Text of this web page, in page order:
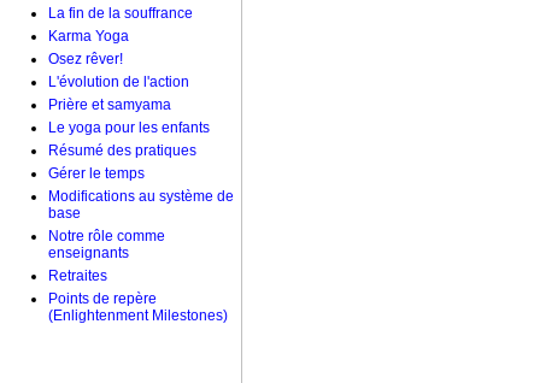
La fin de la souffrance
Karma Yoga
Osez rêver!
L'évolution de l'action
Prière et samyama
Le yoga pour les enfants
Résumé des pratiques
Gérer le temps
Modifications au système de
base
Notre rôle comme
enseignants
Retraites
Points de repère
(Enlightenment Milestones)